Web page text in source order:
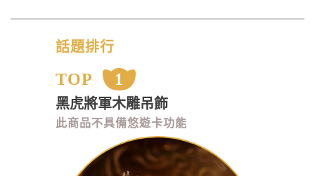
話題排行
TOP 1
黑虎將軍木雕吊飾
此商品不具備悠遊卡功能